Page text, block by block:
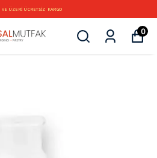
3500 TL VE ÜZERİ ÜCRETSİZ KARGO
0